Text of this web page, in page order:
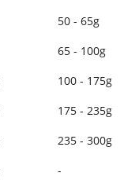
50 - 65g
65 - 100g
100 - 175g
175 - 235g
235 - 300g
-